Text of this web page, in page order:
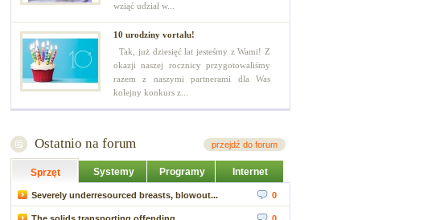
wziąć udział w...
10 urodziny vortalu!
Tak, już dziesięć lat jesteśmy z Wami! Z
okazji naszej rocznicy przygotowaliśmy
razem z naszymi partnerami dla Was
kolejny konkurs z...
Ostatnio na forum przejdź do forum
Sprzęt Systemy Programy Internet
Severely underresourced breasts, blowout... 0